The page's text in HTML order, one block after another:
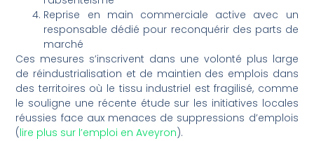
Reprise en main commerciale active avec un
responsable dédié pour reconquérir des parts de
marché
Ces mesures s’inscrivent dans une volonté plus large
de réindustrialisation et de maintien des emplois dans
des territoires où le tissu industriel est fragilisé, comme
le souligne une récente étude sur les initiatives locales
réussies face aux menaces de suppressions d’emplois
(lire plus sur l’emploi en Aveyron).